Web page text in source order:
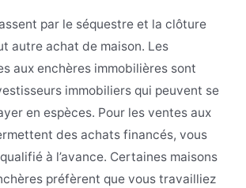
par le séquestre et la clôture
autre achat de maison. Les
aux enchères immobilières sont
immobiliers qui peuvent se
en espèces. Pour les ventes aux
des achats financés, vous
à l’avance. Certaines maisons
préfèrent que vous travailliez